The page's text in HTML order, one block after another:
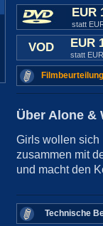
EUR
statt
VOD EUR
statt
Über Alone &
Girls wollen sich
zusammen mit
und macht den
Technische